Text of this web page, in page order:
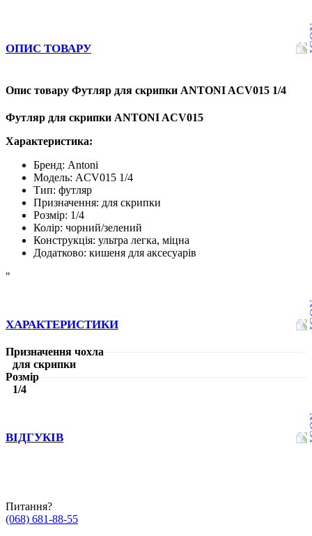
ОПИС ТОВАРУ
Опис товару Футляр для скрипки ANTONI ACV015 1/4
Футляр для скрипки ANTONI ACV015
Характеристика:
Бренд: Antoni
Модель: ACV015 1/4
Тип: футляр
Призначення: для скрипки
Розмір: 1/4
Колір: чорний/зелений
Конструкція: ультра легка, міцна
Додатково: кишеня для аксесуарів
"
ХАРАКТЕРИСТИКИ
Призначення чохла
для скрипки
Розмір
1/4
ВІДГУКІВ
Питання?
(068) 681-88-55